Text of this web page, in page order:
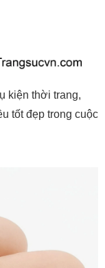
kiện thời trang,
tốt đẹp trong cuộc